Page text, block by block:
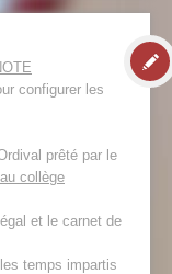
configurer les
prêté par le
collège
et le carnet de
temps impartis